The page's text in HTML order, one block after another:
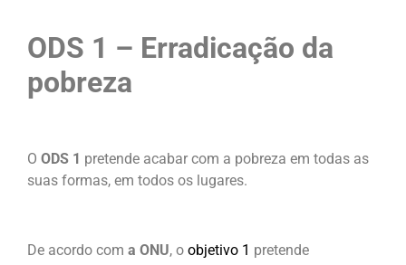
ODS 1 – Erradicação da
pobreza
O ODS 1 pretende acabar com a pobreza em todas as
suas formas, em todos os lugares.
De acordo com a ONU, o objetivo 1 pretende